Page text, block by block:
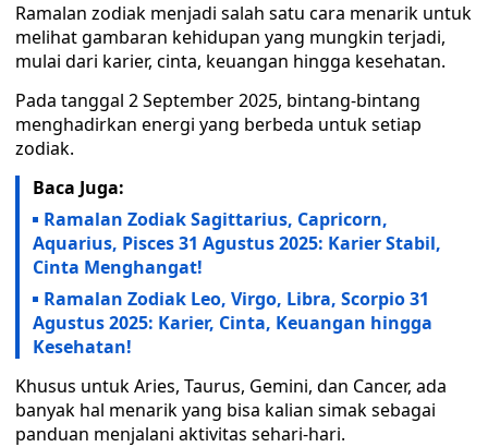
Ramalan zodiak menjadi salah satu cara menarik untuk
melihat gambaran kehidupan yang mungkin terjadi,
mulai dari karier, cinta, keuangan hingga kesehatan.
Pada tanggal 2 September 2025, bintang-bintang
menghadirkan energi yang berbeda untuk setiap
zodiak.
Baca Juga:
Ramalan Zodiak Sagittarius, Capricorn,
Aquarius, Pisces 31 Agustus 2025: Karier Stabil,
Cinta Menghangat!
Ramalan Zodiak Leo, Virgo, Libra, Scorpio 31
Agustus 2025: Karier, Cinta, Keuangan hingga
Kesehatan!
Khusus untuk Aries, Taurus, Gemini, dan Cancer, ada
banyak hal menarik yang bisa kalian simak sebagai
panduan menjalani aktivitas sehari-hari.